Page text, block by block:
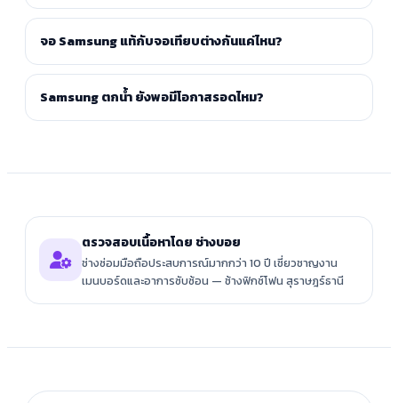
จอ Samsung แท้กับจอเทียบต่างกันแค่ไหน?
Samsung ตกน้ำ ยังพอมีโอกาสรอดไหม?
ตรวจสอบเนื้อหาโดย ช่างบอย
ช่างซ่อมมือถือประสบการณ์มากกว่า 10 ปี เชี่ยวชาญงาน
เมนบอร์ดและอาการซับซ้อน — ช้างฟิกซ์โฟน สุราษฎร์ธานี